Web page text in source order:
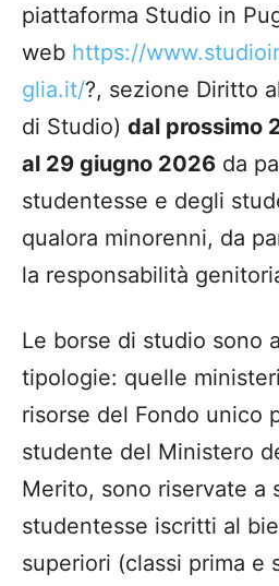
piattaforma Studio in
web https://
glia.it/?, sezione Diritto
di Studio) dal prossimo
al 29 giugno 2026 da
studentesse e degli
qualora minorenni, da
la responsabilità
Le borse di studio sono
tipologie: quelle
risorse del Fondo unico
studente del Ministero
Merito, sono riservate a
studentesse iscritti al
superiori (classi prima e